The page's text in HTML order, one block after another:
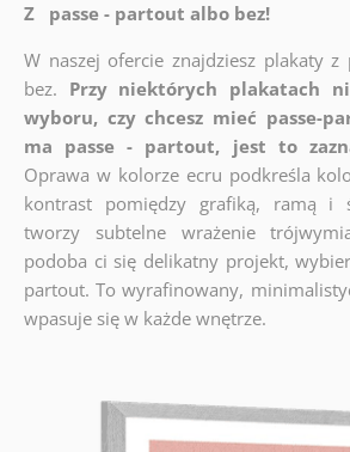
Z passe - partout albo bez!
W naszej ofercie znajdziesz plakaty
bez. Przy niektórych plakatach
wyboru, czy chcesz mieć passe-
ma passe - partout, jest to
Oprawa w kolorze ecru podkreśla
kontrast pomiędzy grafiką, ramą i
tworzy subtelne wrażenie
podoba ci się delikatny projekt,
partout. To wyrafinowany,
wpasuje się w każde wnętrze.